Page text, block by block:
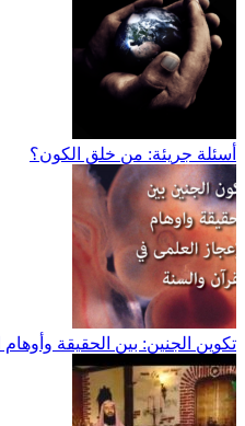
أسئلة جريئة: من خلق الكون؟
تكوين الجنين: بين الحقيقة